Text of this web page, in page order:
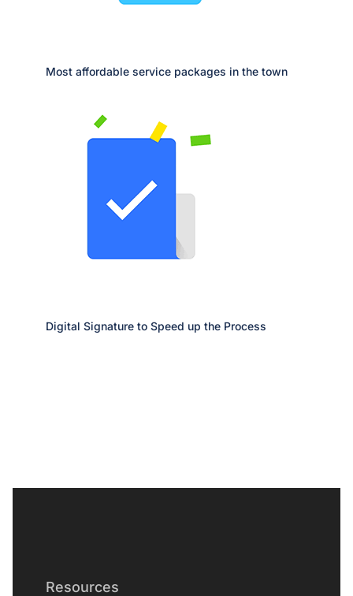
Most affordable service packages in the town
Digital Signature to Speed up the Process
Resources